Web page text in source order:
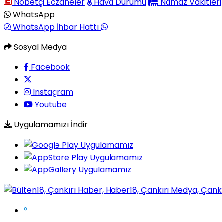
WhatsApp
WhatsApp İhbar Hattı
Sosyal Medya
Facebook
Instagram
Youtube
Uygulamamızı İndir
°